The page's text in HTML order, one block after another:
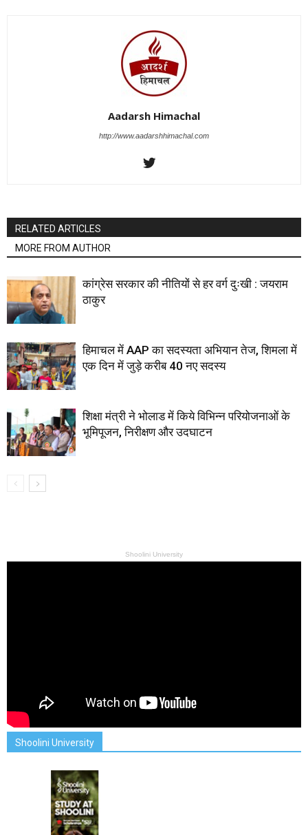
Aadarsh Himachal
http://www.aadarshhimachal.com
RELATED ARTICLES
MORE FROM AUTHOR
कांग्रेस सरकार की नीतियों से हर वर्ग दुःखी : जयराम
ठाकुर
हिमाचल में AAP का सदस्यता अभियान तेज, शिमला में
एक दिन में जुड़े करीब 40 नए सदस्य
शिक्षा मंत्री ने भोलाड में किये विभिन्न परियोजनाओं के
भूमिपूजन, निरीक्षण और उदघाटन
Shoolini University
Shoolini University